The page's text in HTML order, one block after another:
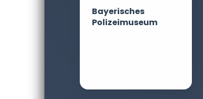
Bayerisches
Polizeimuseum